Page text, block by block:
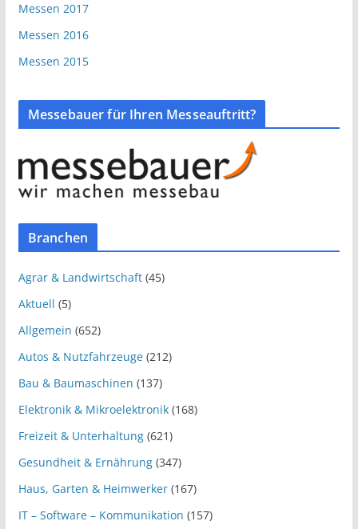
Messen 2017
Messen 2016
Messen 2015
Messebauer für Ihren Messeauftritt?
Branchen
Agrar & Landwirtschaft(45)
Aktuell (5)
Allgemein (652)
Autos & Nutzfahrzeuge(212)
Bau & Baumaschinen (137)
Elektronik & Mikroelektronik(168)
Freizeit & Unterhaltung(621)
Gesundheit & Ernährung(347)
Haus, Garten & Heimwerker(167)
IT – Software – Kommunikation (157)